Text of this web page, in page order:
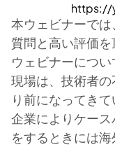
https://
本ウェビナーで
質問と高い評価
ウェビナーにつ
現場は、技術者
り前になってき
企業によりケー
をするときには